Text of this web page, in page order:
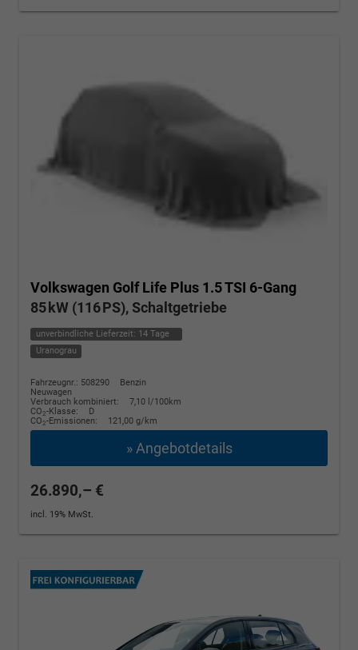
Volkswagen Golf Life Plus 1.5 TSI 6-Gang
85 kW (116 PS), Schaltgetriebe
unverbindliche Lieferzeit: 14 Tage
Uranograu
Fahrzeugnr.: 508290
Benzin
Neuwagen
Verbrauch kombiniert:
7,10 l/100km
CO2-Klasse:
D
CO2-Emissionen: 121,00 g/km
» Angebotdetails
26.890,– €
incl. 19% MwSt.